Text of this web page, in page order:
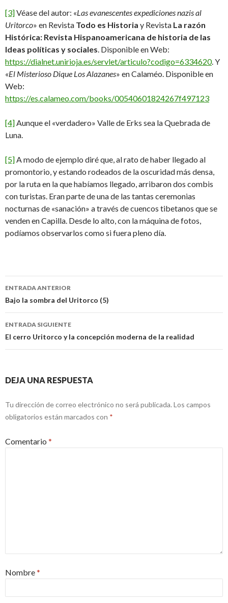
[3]Véase del autor: «Las evanescentes expediciones nazis al
Uritorco» en Revista Todo es Historia y Revista La razón
Histórica: Revista Hispanoamericana de historia de las
Ideas políticas y sociales. Disponible en Web:
https://dialnet.unirioja.es/servlet/articulo?codigo=6334620. Y
«El Misterioso Dique Los Alazanes» en Calaméo. Disponible en
Web:
https://es.calameo.com/books/00540601824267f497123
[4]Aunque el «verdadero» Valle de Erks sea la Quebrada de
Luna.
[5]A modo de ejemplo diré que, al rato de haber llegado al
promontorio, y estando rodeados de la oscuridad más densa,
por la ruta en la que habíamos llegado, arribaron dos combis
con turistas. Eran parte de una de las tantas ceremonias
nocturnas de «sanación» a través de cuencos tibetanos que se
venden en Capilla. Desde lo alto, con la máquina de fotos,
podíamos observarlos como si fuera pleno día.
Navegación
de
entradas
ENTRADA ANTERIOR
Bajo la sombra del Uritorco (5)
ENTRADA SIGUIENTE
El cerro Uritorco y la concepción moderna de la realidad
DEJA UNA RESPUESTA
Tu dirección de correo electrónico no será publicada. Los campos
obligatorios están marcados con *
Comentario *
Nombre*